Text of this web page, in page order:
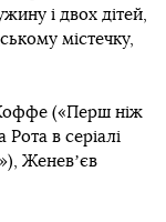
і двох дітей,
містечку,
(«Перш ніж
в серіалі
Женевʼєв